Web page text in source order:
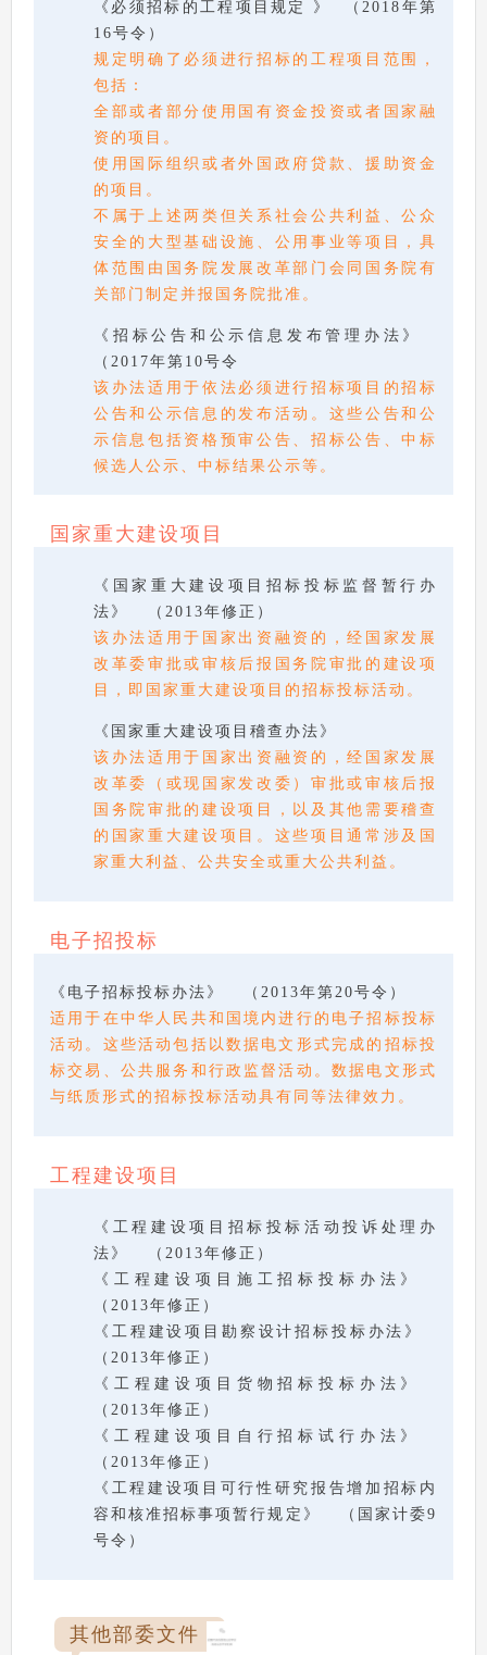
《必须招标的工程项目规定 》 （2018年第
16号令）
规定明确了必须进行招标的工程项目范围，
包括：
全部或者部分使用国有资金投资或者国家融
资的项目。
使用国际组织或者外国政府贷款、援助资金
的项目。
不属于上述两类但关系社会公共利益、公众
安全的大型基础设施、公用事业等项目，具
体范围由国务院发展改革部门会同国务院有
关部门制定并报国务院批准。
《招标公告和公示信息发布管理办法》
（2017年第10号令
该办法适用于依法必须进行招标项目的招标
公告和公示信息的发布活动。这些公告和公
示信息包括资格预审公告、招标公告、中标
候选人公示、中标结果公示等。
国家重大建设项目
《国家重大建设项目招标投标监督暂行办
法》 （2013年修正）
该办法适用于国家出资融资的，经国家发展
改革委审批或审核后报国务院审批的建设项
目，即国家重大建设项目的招标投标活动。
《国家重大建设项目稽查办法》
该办法适用于国家出资融资的，经国家发展
改革委（或现国家发改委）审批或审核后报
国务院审批的建设项目，以及其他需要稽查
的国家重大建设项目。这些项目通常涉及国
家重大利益、公共安全或重大公共利益。
电子招投标
《电子招标投标办法》 （2013年第20号令）
适用于在中华人民共和国境内进行的电子招标投标
活动。这些活动包括以数据电文形式完成的招标投
标交易、公共服务和行政监督活动。数据电文形式
与纸质形式的招标投标活动具有同等法律效力。
工程建设项目
《工程建设项目招标投标活动投诉处理办
法》 （2013年修正）
《工程建设项目施工招标投标办法》
（2013年修正）
《工程建设项目勘察设计招标投标办法》
（2013年修正）
《工程建设项目货物招标投标办法》
（2013年修正）
《工程建设项目自行招标试行办法》
（2013年修正）
《工程建设项目可行性研究报告增加招标内
容和核准招标事项暂行规定》 （国家计委9
号令）
其他部委文件